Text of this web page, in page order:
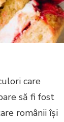
care
să fi fost
românii își